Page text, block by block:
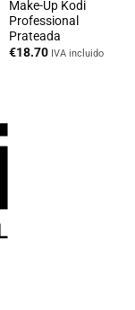
Make-Up Kodi
Professional
Prateada
€18.70 IVA incluido